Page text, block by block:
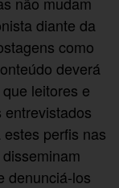
diante da
como
deverá
leitores e
perfis nas
denunciá-los